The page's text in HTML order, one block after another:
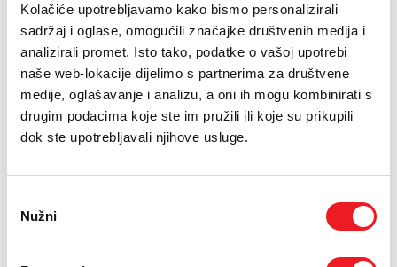
Kolačiće upotrebljavamo kako bismo personalizirali
sadržaj i oglase, omogućili značajke društvenih medija i
analizirali promet. Isto tako, podatke o vašoj upotrebi
naše web-lokacije dijelimo s partnerima za društvene
medije, oglašavanje i analizu, a oni ih mogu kombinirati s
drugim podacima koje ste im pružili ili koje su prikupili
dok ste upotrebljavali njihove usluge.
pristanka
Nužni
ASUS Vivobook 15 X1504VA-BQ2445 Stil Snaga i Izdrzljivost u
Jednom
Upoznajte novi ASUS Vivobook 15 koji je dizajniran da isprati vas
dinamican tempo zivota. U elegantnoj Quiet Blue boji ovaj uredjaj
spaja moderan izgled s vrhunskom otpornoscu.
zadovoljava strogi US MIL-STD 810H americki vojni standard
Pouzdane performanse. Pokrece ga Intel Core i3-1315U procesor